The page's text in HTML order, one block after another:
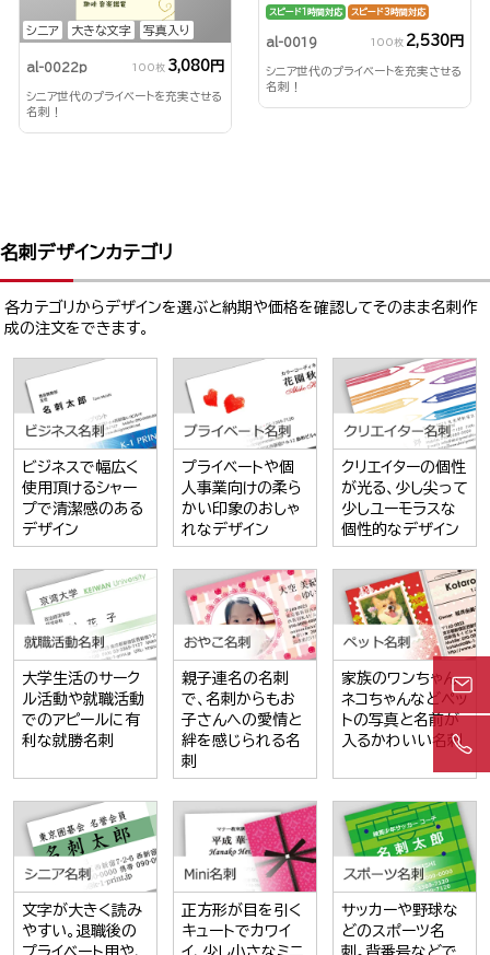
シニア 大きな文字 写真入り
al-0022p 100枚 3,080円
シニア世代のプライベートを充実させる
名刺！
スピード1時間対応 スピード3時間対応
al-0019 100枚 2,530円
シニア世代のプライベートを充実させる
名刺！
名刺デザインカテゴリ
各カテゴリからデザインを選ぶと納期や価格を確認してそのまま名刺作
成の注文をできます。
ビジネスで幅広く
使用頂けるシャー
プで清潔感のある
デザイン
プライベートや個
人事業向けの柔ら
かい印象のおしゃ
れなデザイン
クリエイターの個性
が光る、少し尖って
少しユーモラスな
個性的なデザイン
大学生活のサーク
ル活動や就職活動
でのアピールに有
利な就勝名刺
親子連名の名刺
で、名刺からもお
子さんへの愛情と
絆を感じられる名
刺
家族のワンちゃん
ネコちゃんなどペッ
トの写真と名前が
入るかわいい名刺
文字が大きく読み
やすい。退職後の
プライベート用や、
正方形が目を引く
キュートでカワイ
イ、少し小さなミニ
サッカーや野球な
どのスポーツ名
刺。背番号などで